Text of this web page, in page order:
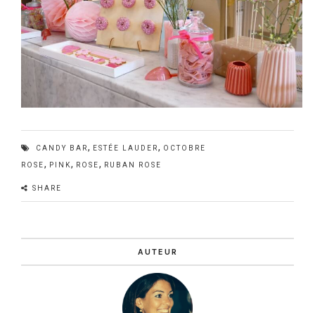
CANDY BAR, ESTÉE LAUDER, OCTOBRE
ROSE, PINK, ROSE, RUBAN ROSE
SHARE
AUTEUR